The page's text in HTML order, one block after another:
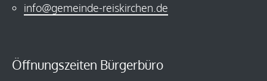
info@gemeinde-reiskirchen.de
Öffnungszeiten Bürgerbüro